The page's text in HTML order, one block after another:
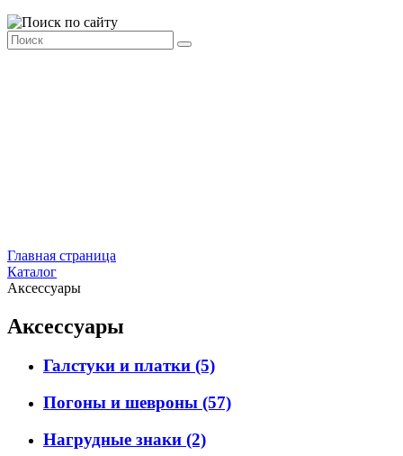
Главная страница
Каталог
Аксессуары
Аксессуары
Галстуки и платки (5)
Погоны и шевроны (57)
Нагрудные знаки (2)